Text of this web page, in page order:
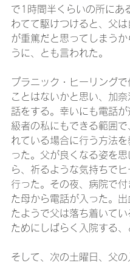
で1時間半くらいの所にあ
わてて駆けつけると、父は
が重篤だと思ってしまうか
うに、とも言われた。
プラニック・ヒーリング
ことはないかと思い、加
話をする。幸いにも電話が
級者の私にもできる範囲で
れている場合に行う方法を
った。父が良くなる姿を
ら、祈るような気持ちで
行った。その夜、病院で付
た母から電話が入った。出
たようで父は落ち着いてい
ためにしばらく入院する、
そして、次の土曜日、父の